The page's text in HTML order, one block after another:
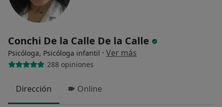
Conchi De la Calle De la Calle
Psicóloga, Psicóloga infantil · Ver más
288 opiniones
Dirección Online